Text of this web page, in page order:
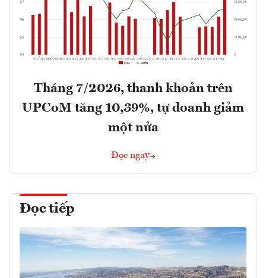
Tháng 7/2026, thanh khoản trên
UPCoM tăng 10,39%, tự doanh giảm
một nửa
Đọc ngay
Đọc tiếp